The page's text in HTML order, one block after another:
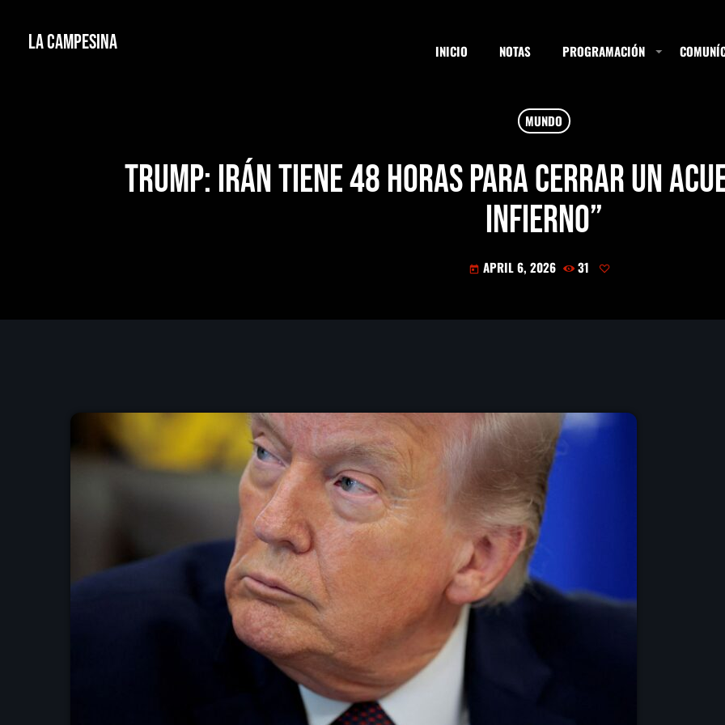
La Campesina INICIO NOTAS PROGRAMACIÓN
MUNDO
Trump: Irán tiene 48 horas para cerrar un
infierno”
today APRIL 6, 2026 31